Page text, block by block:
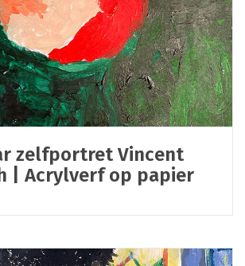
zelfportret Vincent
| Acrylverf op papier